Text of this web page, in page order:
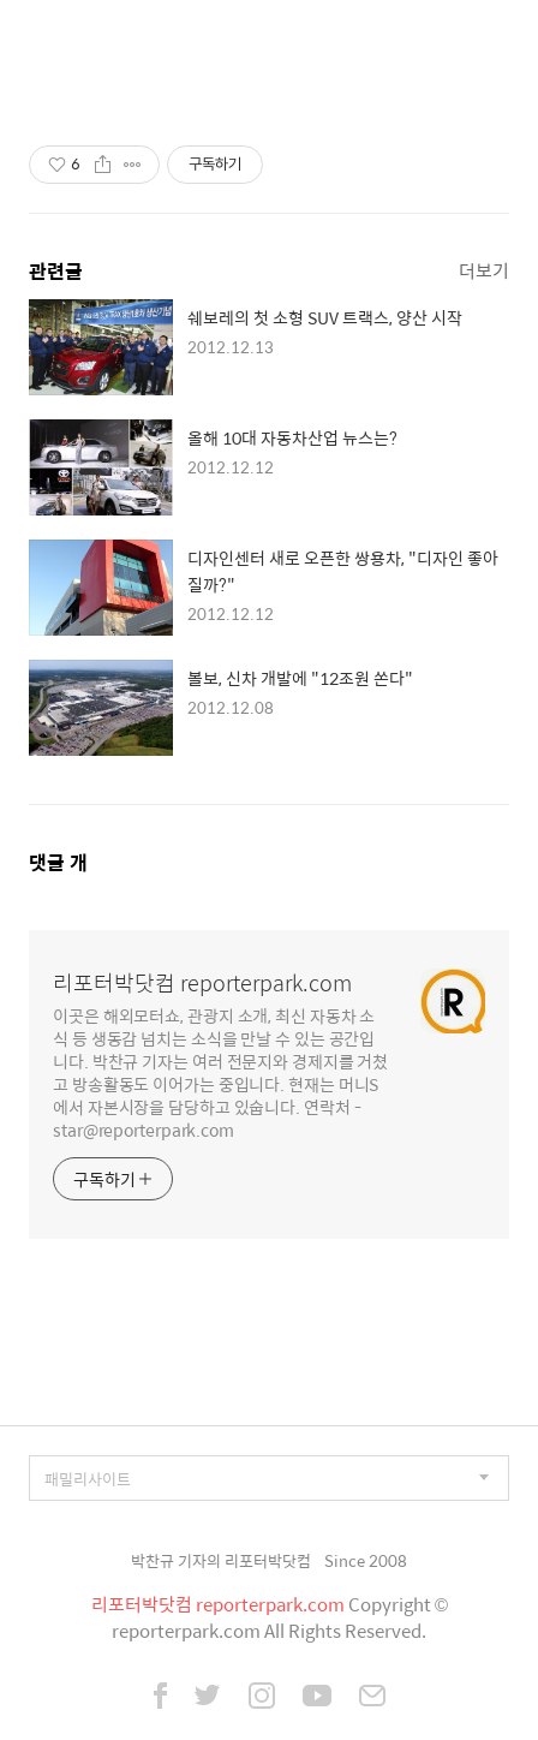
6 구독하기
관련글 더보기
쉐보레의 첫 소형 SUV 트랙스, 양산 시작
2012.12.13
올해 10대 자동차산업 뉴스는?
2012.12.12
디자인센터 새로 오픈한 쌍용차, "디자인 좋아
질까?"
2012.12.12
볼보, 신차 개발에 "12조원 쏜다"
2012.12.08
댓
댓글 개
리포터박닷컴 reporterpark.com
이곳은 해외모터쇼, 관광지 소개, 최신 자동차 소
식 등 생동감 넘치는 소식을 만날 수 있는 공간입
니다. 박찬규 기자는 여러 전문지와 경제지를 거쳤
고 방송활동도 이어가는 중입니다. 현재는 머니S
에서 자본시장을 담당하고 있숩니다. 연락처 -
star@reporterpark.com
구독하기
박찬규 기자의 리포터박닷컴 Since 2008
리포터박닷컴 reporterpark.com Copyright ©
reporterpark.com All Rights Reserved.